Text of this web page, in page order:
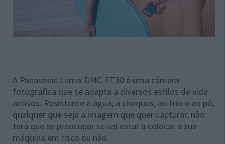
A Panasonic Lumix DMC-FT30 é uma câmara
fotográfica que se adapta a diversos estilos de vida
activos. Resistente a água, a choques, ao frio e ao pó,
qualquer que seja a imagem que quer capturar, não
terá que se preocupar se vai estar a colocar a sua
máquina em risco ou não.